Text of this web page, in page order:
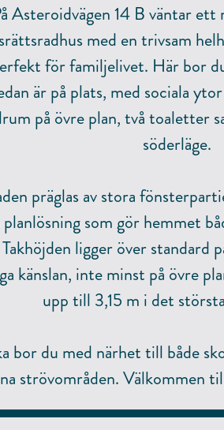
Asteroidvägen 14 B väntar
med en trivsam
för familjelivet. Här bor
är på plats, med sociala
på övre plan, två toaletter
söderläge.
präglas av stora
som gör hemmet
ligger över standard
känslan, inte minst på övre
upp till 3,15 m i det
bor du med närhet till både
strövområden. Välkommen